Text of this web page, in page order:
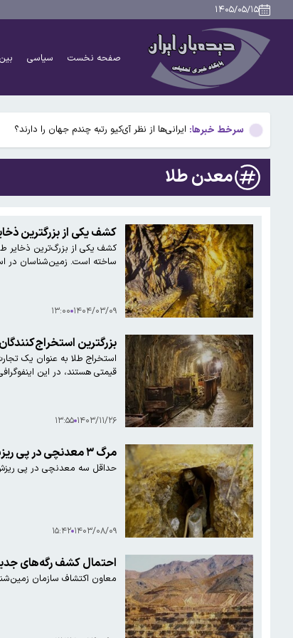
۱۴۰۵/۰۵/۱۵
صفحه نخست سیاسی
سرخط خبرها:
پشت پرده پیشنهاد استقلال به سردار آزمون؛
دانشمندان راز آبشار خونین جنوبگان را کشف کردند
بوگاتی سفارشی با نام «دِستِریِر» معرفی شد / W۱۶ هنوز نفس می‌کشد /عکس و فیلم
ایرانی‌ها از نظر آی‌کیو رتبه چندم جهان را دارند؟
ادغام بانکها به تصویب رسید
دانشمندان راز آبشار خونین جنوبگان را کشف کردند
بوگاتی سفارشی با نام «دِستِریِر» معرفی شد / W۱۶ هنوز نفس می‌کشد /عکس و فیلم
معدن طلا
کشف یکی از بزرگترین ذخایر طلای
کشف یکی از بزرگ‌ترین ذخایر
ساخته است. زمین‌شناسان در
۱۴۰۴/۰۳/۰۹ ۱۳:۰۰
بزرگترین
استخراج طلا به عنوان یک
قیمتی هستند، در این اینفوگرافی ۶ کشور بزرگ استخراج طلا را که رتبه‌های اول را از آن خود کرده‌اند، مشاهده
۱۴۰۳/۱۱/۲۶ ۱۳:۵۵
مرگ ۳ معدنچی در پی ریزش معدن طلا در بدخشان
حداقل سه معدنچی در پی
۱۴۰۳/۰۸/۰۹ ۱۵:۴۲
احتمال کشف رگه‌های
معاون اکتشاف سازمان